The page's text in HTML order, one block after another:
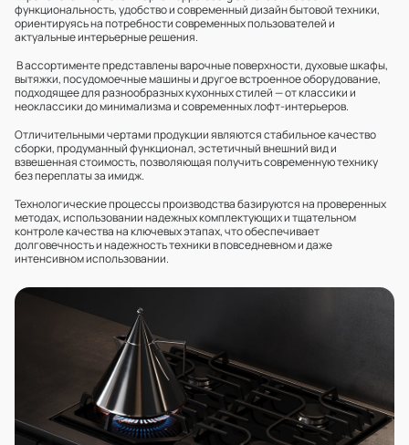
функциональность, удобство и современный дизайн бытовой техники,
ориентируясь на потребности современных пользователей и
актуальные интерьерные решения.
В ассортименте представлены варочные поверхности, духовые шкафы,
вытяжки, посудомоечные машины и другое встроенное оборудование,
подходящее для разнообразных кухонных стилей — от классики и
неоклассики до минимализма и современных лофт‑интерьеров.
Отличительными чертами продукции являются стабильное качество
сборки, продуманный функционал, эстетичный внешний вид и
взвешенная стоимость, позволяющая получить современную технику
без переплаты за имидж.
Технологические процессы производства базируются на проверенных
методах, использовании надежных комплектующих и тщательном
контроле качества на ключевых этапах, что обеспечивает
долговечность и надежность техники в повседневном и даже
интенсивном использовании.